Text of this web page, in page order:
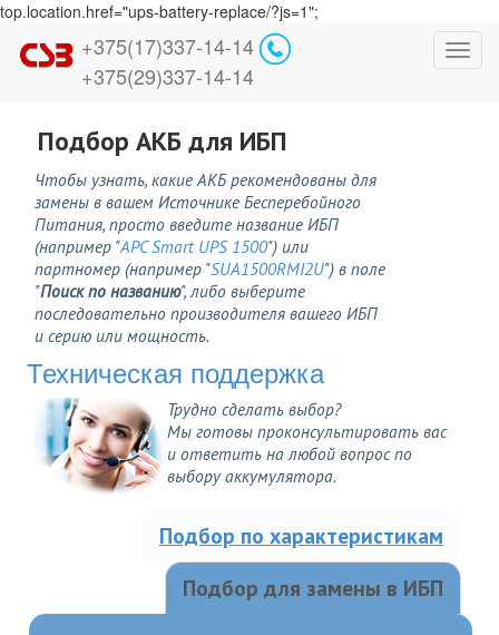
top.location.href="ups-battery-replace/?js=1";
+375(17)337-14-14
+375(29)337-14-14
Подбор АКБ для ИБП
Чтобы узнать, какие АКБ рекомендованы для
замены в вашем Источнике Бесперебойного
Питания, просто введите название ИБП
(например "APC Smart UPS 1500") или
партномер (например "SUA1500RMI2U") в поле
"Поиск по названию", либо выберите
последовательно производителя вашего ИБП
и серию или мощность.
Техническая поддержка
Трудно сделать выбор?
Мы готовы проконсультировать вас
и ответить на любой вопрос по
выбору аккумулятора.
Подбор по характеристикам
Подбор для замены в ИБП